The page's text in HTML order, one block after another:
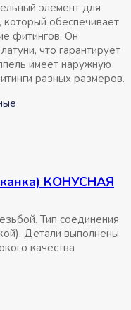
элемент для
который обеспечивает
фитингов. Он
что гарантирует
имеет наружную
разных размеров.
КОНУСНАЯ
Тип соединения
Детали выполнены
качества